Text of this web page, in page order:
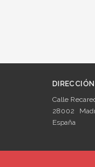
DIRECCIÓN
Calle
28002
España